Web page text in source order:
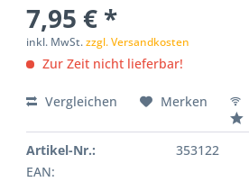
7,95 € *
inkl. MwSt.zzgl. Versandkosten
Zur Zeit nicht lieferbar!
Vergleichen Merken
Artikel-Nr.:
353122
EAN: